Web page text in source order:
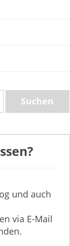
und auch
via E-Mail